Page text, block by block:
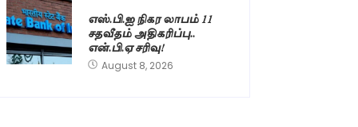
எஸ்.பி.ஐ நிகர லாபம் 11
சதவீதம் அதிகரிப்பு..
என்.பி.ஏ சரிவு!
August 8, 2026